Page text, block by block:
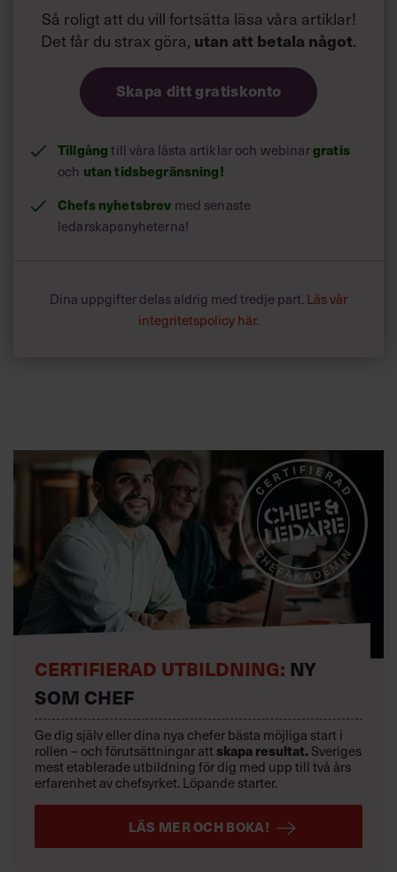
alltid hämta sina barn vid 15.30-tiden. Men eftersom hon
sällan var klar med sina arbetsuppgifter till dess, var hon
ofta tvungen att ringa samtal medan hon hämtade
barnen. Hon kollade även sina mejl medan barnen åt
mellanmål. Konsekvensen blev att hon ändå inte var
närvarande med sina barn.
Så roligt att du vill fortsätta läsa våra artiklar!
Det får du strax göra, utan att betala något.
Skapa ditt gratiskonto
Tillgångtill våra låsta artiklar och webinargratis
och utan tidsbegränsning!
Chefs nyhetsbrev med senaste
ledarskapsnyheterna!
Dina uppgifter delas aldrig med tredje part. Läs vår
integritetspolicy här.
CERTIFIERAD UTBILDNING: NY
SOM CHEF
Ge dig själv eller dina nya chefer bästa möjliga start i
rollen – och förutsättningar att skapa resultat. Sveriges
mest etablerade utbildning för dig med upp till två års
erfarenhet av chefsyrket. Löpande starter.
LÄS MER OCH BOKA!